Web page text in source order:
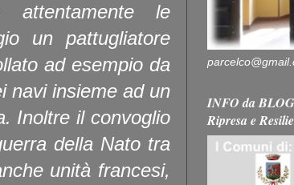
attentamente le
un pattugliatore
ad esempio da
navi insieme ad un
Inoltre il convoglio
della Nato tra
unità francesi,
INFO da
Ripresa e